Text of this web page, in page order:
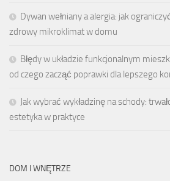
Dywan wełniany a alergia: jak
zdrowy mikroklimat w domu
Błędy w układzie funkcjonalnym
od czego zacząć poprawki dla lepszego
Jak wybrać wykładzinę na schody:
estetyka w praktyce
DOM I WNĘTRZE